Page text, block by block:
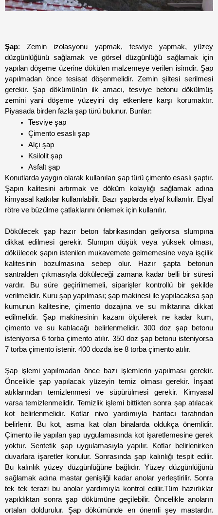
Şap: Zemin izolasyonu yapmak, tesviye yapmak, yüzey
düzgünlüğünü sağlamak ve görsel düzgünlüğü sağlamak için
yapılan döşeme üzerine dökülen malzemeye verilen isimdir. Şap
yapılmadan önce tesisat döşenmelidir. Zemin şiltesi serilmesi
gerekir. Şap dökümünün ilk amacı, tesviye betonu dökülmüş
zemini yani döşeme yüzeyini dış etkenlere karşı korumaktır.
Piyasada birden fazla şap türü bulunur. Bunlar:
Tesviye şap
Çimento esaslı şap
Alçı şap
Ksilolit şap
Asfalt şap
Konutlarda yaygın olarak kullanılan şap türü çimento esaslı şaptır.
Şapın kalitesini artırmak ve döküm kolaylığı sağlamak adına
kimyasal katkılar kullanılabilir. Bazı şaplarda elyaf kullanılır. Elyaf
rötre ve büzülme çatlaklarını önlemek için kullanılır.
Dökülecek şap hazır beton fabrikasından geliyorsa slumpına
dikkat edilmesi gerekir. Slumpın düşük veya yüksek olması,
dökülecek şapın istenilen mukavemete gelmemesine veya işçilik
kalitesinin bozulmasına sebep olur. Hazır şapta betonun
santralden çıkmasıyla döküleceği zamana kadar belli bir süresi
vardır. Bu süre geçirilmemeli, siparişler kontrollü bir şekilde
verilmelidir. Kuru şap yapılması; şap makinesi ile yapılacaksa şap
kumunun kalitesine, çimento dozajına ve su miktarına dikkat
edilmelidir. Şap makinesinin kazanı ölçülerek ne kadar kum,
çimento ve su katılacağı belirlenmelidir. 300 doz şap betonu
isteniyorsa 6 torba çimento atılır. 350 doz şap betonu isteniyorsa
7 torba çimento istenir. 400 dozda ise 8 torba çimento atılır.
Şap işlemi yapılmadan önce bazı işlemlerin yapılması gerekir.
Öncelikle şap yapılacak yüzeyin temiz olması gerekir. İnşaat
atıklarından temizlenmesi ve süpürülmesi gerekir. Kimyasal
varsa temizlenmelidir. Temizlik işlemi bittikten sonra şap atılacak
kot belirlenmelidir. Kotlar nivo yardımıyla haritacı tarafından
belirlenir. Bu kot, asma kat olan binalarda oldukça önemlidir.
Çimento ile yapılan şap uygulamasında kot işaretlemesine gerek
yoktur. Sentetik şap uygulamasıyla yapılır. Kotlar belirlenirken
duvarlara işaretler konulur. Sonrasında şap kalınlığı tespit edilir.
Bu kalınlık yüzey düzgünlüğüne bağlıdır. Yüzey düzgünlüğünü
sağlamak adına mastar genişliği kadar anolar yerleştirilir. Sonra
tek tek terazi bu anolar yardımıyla kontrol edilir.Tüm hazırlıklar
yapıldıktan sonra şap dökümüne geçilebilir. Öncelikle anoların
ortaları doldurulur. Şap dökümünde en önemli şey mastardır.